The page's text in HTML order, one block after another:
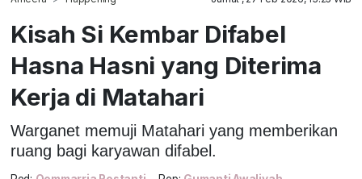
Kisah Si Kembar Difabel
Hasna Hasni yang Diterima
Kerja di Matahari
Warganet memuji Matahari yang memberikan
ruang bagi karyawan difabel.